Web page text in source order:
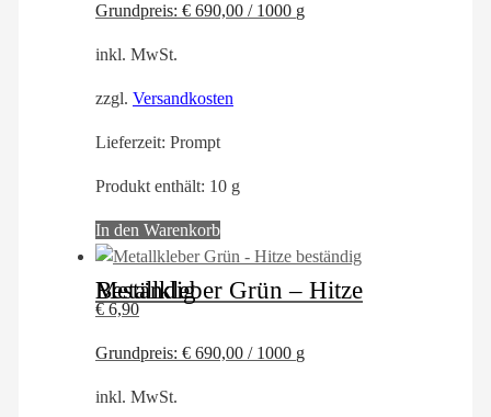
Grundpreis: € 690,00 / 1000 g
inkl. MwSt.
zzgl. Versandkosten
Lieferzeit: Prompt
Produkt enthält: 10 g
In den Warenkorb
Metallkleber Grün – Hitze Beständig
€6,90
Grundpreis: € 690,00 / 1000 g
inkl. MwSt.